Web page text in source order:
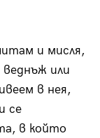
и мисля,
или
в нея,
се
в който